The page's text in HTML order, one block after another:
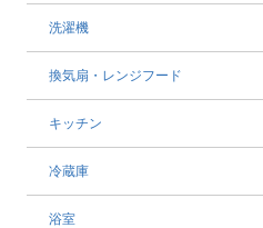
洗濯機
換気扇・レンジフード
キッチン
冷蔵庫
浴室